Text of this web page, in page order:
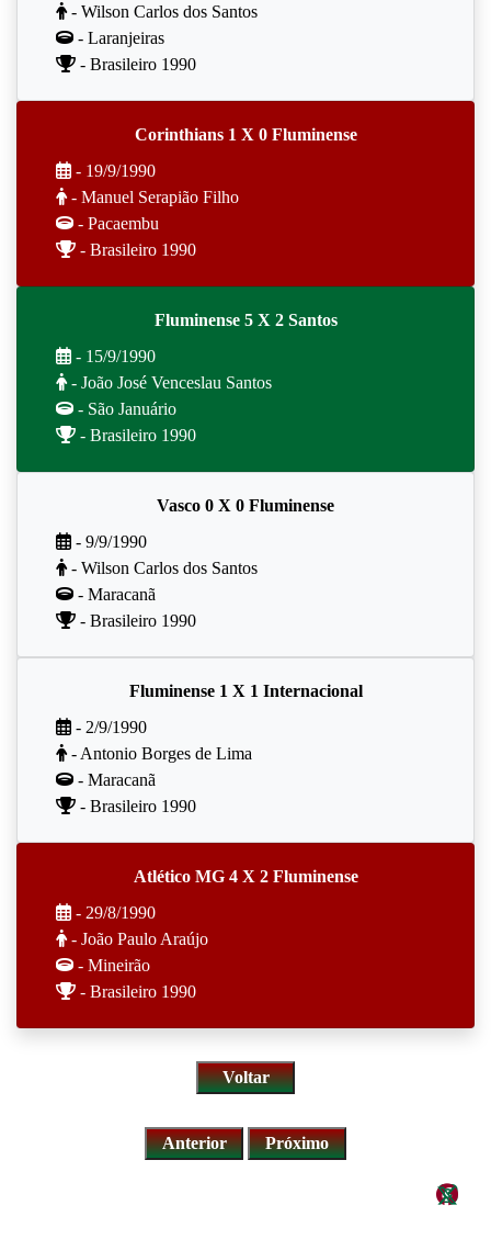
- Wilson Carlos dos Santos
- Laranjeiras
- Brasileiro 1990
Corinthians 1 X 0 Fluminense
- 19/9/1990
- Manuel Serapião Filho
- Pacaembu
- Brasileiro 1990
Fluminense 5 X 2 Santos
- 15/9/1990
- João José Venceslau Santos
- São Januário
- Brasileiro 1990
Vasco 0 X 0 Fluminense
- 9/9/1990
- Wilson Carlos dos Santos
- Maracanã
- Brasileiro 1990
Fluminense 1 X 1 Internacional
- 2/9/1990
- Antonio Borges de Lima
- Maracanã
- Brasileiro 1990
Atlético MG 4 X 2 Fluminense
- 29/8/1990
- João Paulo Araújo
- Mineirão
- Brasileiro 1990